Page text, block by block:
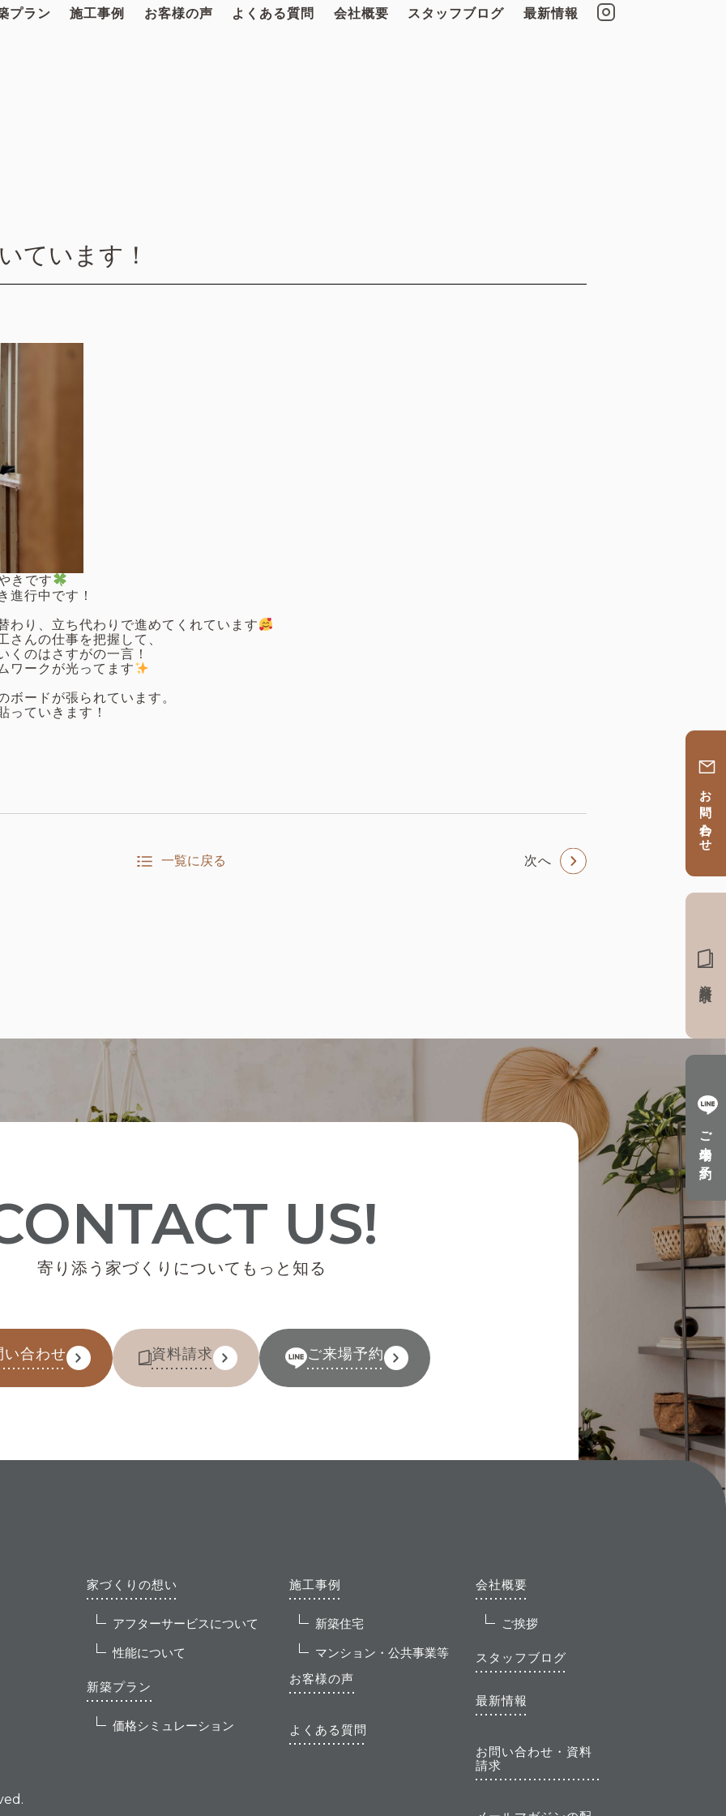
プラン 施工事例 お客様の声 よくある質問 会社概要 スタッフブログ 最新情報
お問い合わせ
ご来場の予約
ています！
きです
進行中です！
わり、立ち代わりで進めてくれています
さんの仕事を把握して、
くのはさすがの一言！
ワークが光ってます
ボードが張られています。
っていきます！
一覧に戻る 次へ
US!
寄り添う家づくりについてもっと知る
い合わせ 資料請求 ご来場予約
家づくりの想い
アフターサービスについて
性能について
新築プラン
価格シミュレーション
施工事例
新築住宅
マンション・公共事業等
お客様の声
よくある質問
会社概要
ご挨拶
スタッフブログ
最新情報
お問い合わせ・資料
請求